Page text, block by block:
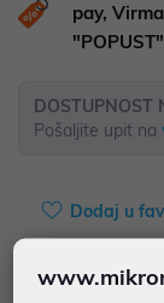
pay,
DOSTUPNOST
Pošaljite upit na
Dodaj u